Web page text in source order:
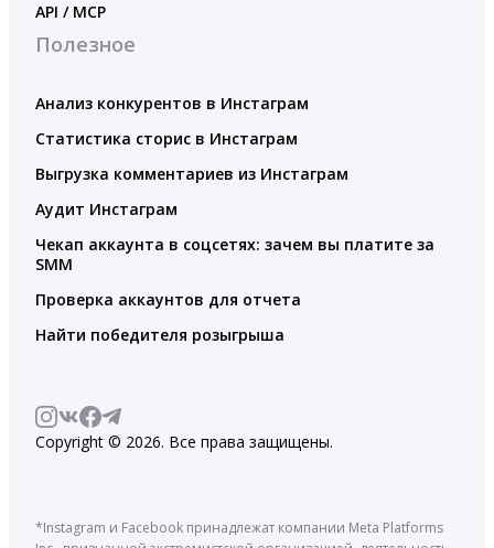
API / MCP
Полезное
Анализ конкурентов в Инстаграм
Статистика сторис в Инстаграм
Выгрузка комментариев из Инстаграм
Аудит Инстаграм
Чекап аккаунта в соцсетях: зачем вы платите за
SMM
Проверка аккаунтов для отчета
Найти победителя розыгрыша
Copyright © 2026. Все права защищены.
*Instagram и Facebook принадлежат компании Meta Platforms